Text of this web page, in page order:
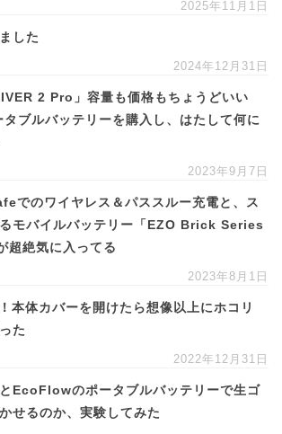
2025年11月1日
した
2024年12月31日
2 Pro」容量も価格もちょうどいい
ブルバッテリーを購入し、はたして何に
2023年9月7日
でのワイヤレス＆パススルー充電と、ス
モバイルバッテリー「EZO Brick Series
絶気に入ってる
2023年8月1日
本体カバーを開けたら想像以上にホコリ
た
2022年12月31日
EcoFlowのポータブルバッテリーで生ゴ
せるのか、実験してみた